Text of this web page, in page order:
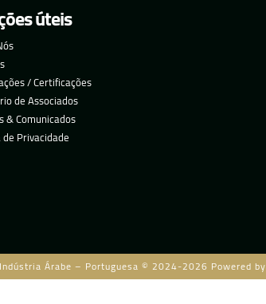
úteis
/ Certificações
de Associados
& Comunicados
Privacidade
Árabe – Portuguesa © 2024-2026 Powered by